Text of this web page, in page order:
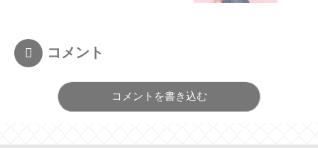
コメント
コメントを書き込む